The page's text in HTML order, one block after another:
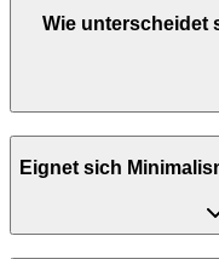
Wie unterscheidet
Eignet sich